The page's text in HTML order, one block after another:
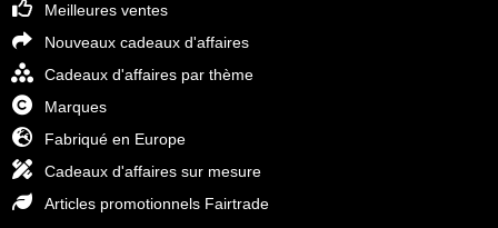
Meilleures ventes
Nouveaux cadeaux d'affaires
Cadeaux d'affaires par thème
Marques
Fabriqué en Europe
Cadeaux d'affaires sur mesure
Articles promotionnels Fairtrade